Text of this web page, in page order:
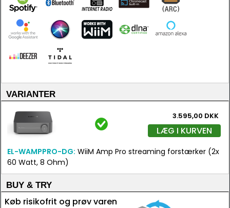
VARIANTER
3.595,00 DKK
LÆG I KURVEN
EL-WAMPPRO-DG: WiiM Amp Pro streaming forstærker (2x
60 Watt, 8 Ohm)
BUY & TRY
Køb risikofrit og prøv varen